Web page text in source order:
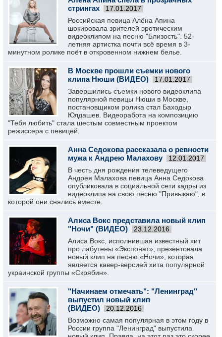
стрингах
17.01.2017
Российская певица Алёна Апина
шокировала зрителей эротическим
видеоклипом на песню "Близость". 52-
летняя артистка почти всё время в 3-
минутном ролике поёт в откровенном нижнем белье.
В Москве прошли съемки нового
клипа Нюши (ВИДЕО)
17.01.2017
Завершились съемки нового видеоклипа
популярной певицы Нюши в Москве,
постановщиком ролика стал Баходыр
Юлдашев. Видеоработа на композицию
"Тебя любить" стала шестым совместным проектом
режиссера с певицей.
Анна Седокова рассказала о ревности
мужа к Андрею Малахову
12.01.2017
В честь дня рождения телеведущего
Андрея Малахова певица Анна Седокова
опубликовала в социальной сети кадры из
видеоклипа на свою песню "Привыкаю", в
которой они снялись вместе.
Алиса Вокс представила новый клип
"Ночи" (ВИДЕО)
23.12.2016
Алиса Вокс, исполнившая известный хит
про лабутены «Экспонат», презентовала
новый клип на песню «Ночи», которая
является кавер-версией хита популярной
украинской группы «Скрябин».
"Начинаем отмечать": "Ленинград"
выпустил новый клип
(ВИДЕО)
20.12.2016
Возможно самая популярная в этом году в
России группа "Ленинград" выпустила